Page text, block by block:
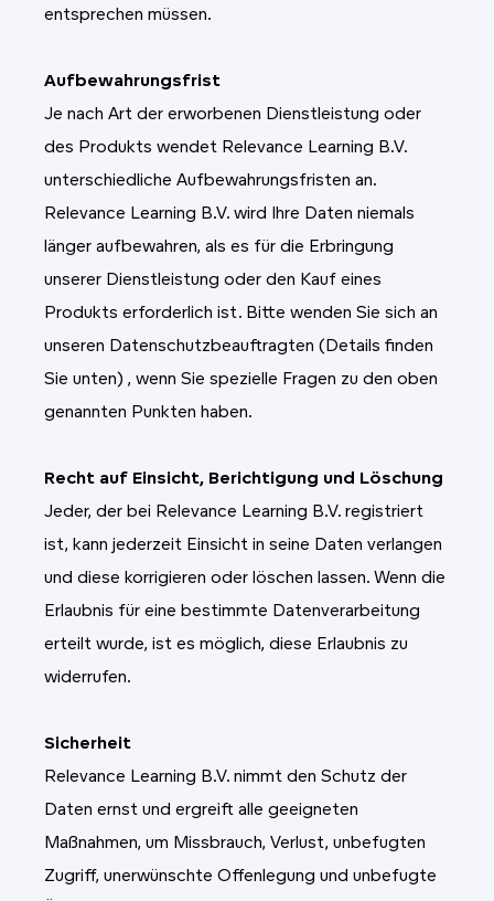
entsprechen müssen.
Aufbewahrungsfrist
Je nach Art der erworbenen Dienstleistung oder
des Produkts wendet Relevance Learning B.V.
unterschiedliche Aufbewahrungsfristen an.
Relevance Learning B.V. wird Ihre Daten niemals
länger aufbewahren, als es für die Erbringung
unserer Dienstleistung oder den Kauf eines
Produkts erforderlich ist. Bitte wenden Sie sich an
unseren Datenschutzbeauftragten (Details finden
Sie unten) , wenn Sie spezielle Fragen zu den oben
genannten Punkten haben.
Recht auf Einsicht, Berichtigung und Löschung
Jeder, der bei Relevance Learning B.V. registriert
ist, kann jederzeit Einsicht in seine Daten verlangen
und diese korrigieren oder löschen lassen. Wenn die
Erlaubnis für eine bestimmte Datenverarbeitung
erteilt wurde, ist es möglich, diese Erlaubnis zu
widerrufen.
Sicherheit
Relevance Learning B.V. nimmt den Schutz der
Daten ernst und ergreift alle geeigneten
Maßnahmen, um Missbrauch, Verlust, unbefugten
Zugriff, unerwünschte Offenlegung und unbefugte